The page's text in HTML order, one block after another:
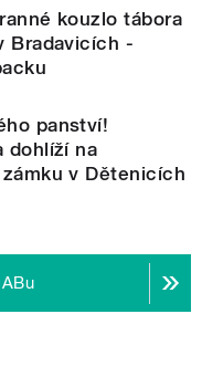
kouzlo tábora
Bradavicích -
panství!
dohlíží na
v Dětenicích